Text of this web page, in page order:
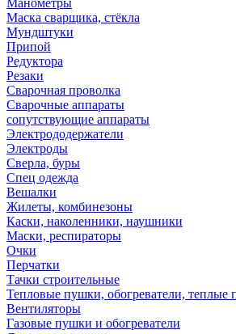
Манометры
Маска сварщика, стёкла
Мундштуки
Припой
Редуктора
Резаки
Сварочная проволка
Сварочные аппараты
сопутствующие аппараты
Электрододержатели
Электроды
Сверла, буры
Спец одежда
Вешалки
Жилеты, комбинезоны
Каски, наколенники, наушники
Маски, респираторы
Очки
Перчатки
Тачки строительные
Тепловые пушки, обогреватели, теплые
Вентиляторы
Газовые пушки и обогреватели